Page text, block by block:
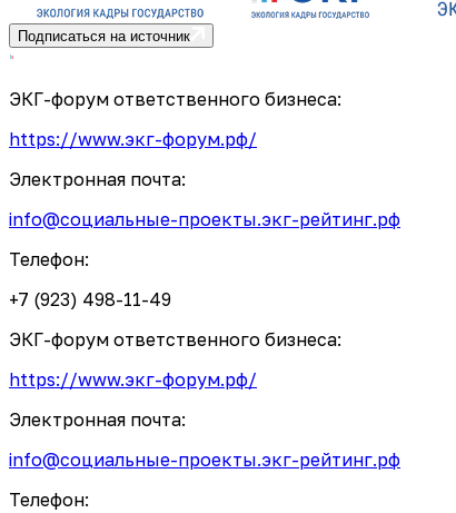
Подписаться на источник
ЭКГ-форум ответственного бизнеса:
https://www.экг-форум.рф/
Электронная почта:
info@социальные-проекты.экг-рейтинг.рф
Телефон:
+7 (923) 498-11-49
ЭКГ-форум ответственного бизнеса:
https://www.экг-форум.рф/
Электронная почта:
info@социальные-проекты.экг-рейтинг.рф
Телефон: